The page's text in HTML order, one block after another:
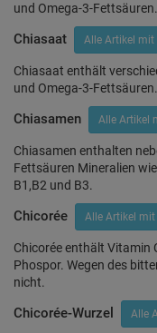
und Omega-3-Fettsäuren.
Chiasaat Alle Artikel mit
Chiasaat enthält
und Omega-3-Fettsäuren.
Chiasamen Alle Artikel
Chiasamen enthalten
Fettsäuren Mineralien
B1,B2 und B3.
Chicorée Alle Artikel mit
Chicorée enthält Vitamin
Phospor. Wegen des
nicht.
Chicorée-Wurzel Alle